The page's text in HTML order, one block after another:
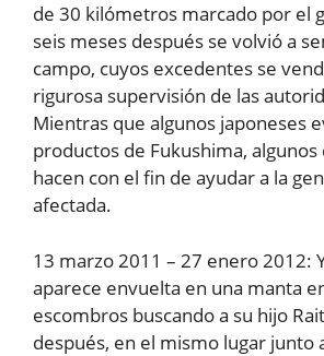
de 30 kilómetros marcado por el
seis meses después se volvió a
campo, cuyos excedentes se
rigurosa supervisión de las
Mientras que algunos japoneses
productos de Fukushima, algunos
hacen con el fin de ayudar a la
afectada.
13 marzo 2011 – 27 enero 2012:
aparece envuelta en una manta
escombros buscando a su hijo
después, en el mismo lugar junto